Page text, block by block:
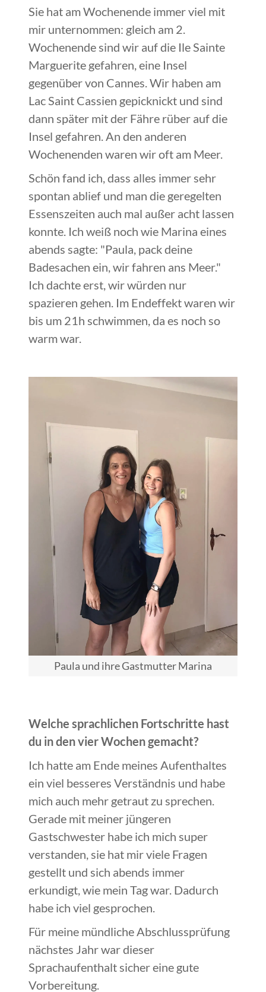
Sie hat am Wochenende immer viel mit
mir unternommen: gleich am 2.
Wochenende sind wir auf die Ile Sainte
Marguerite gefahren, eine Insel
gegenüber von Cannes. Wir haben am
Lac Saint Cassien gepicknickt und sind
dann später mit der Fähre rüber auf die
Insel gefahren. An den anderen
Wochenenden waren wir oft am Meer.
Schön fand ich, dass alles immer sehr
spontan ablief und man die geregelten
Essenszeiten auch mal außer acht lassen
konnte. Ich weiß noch wie Marina eines
abends sagte: "Paula, pack deine
Badesachen ein, wir fahren ans Meer."
Ich dachte erst, wir würden nur
spazieren gehen. Im Endeffekt waren wir
bis um 21h schwimmen, da es noch so
warm war.
Paula und ihre Gastmutter Marina
Welche sprachlichen Fortschritte hast
du in den vier Wochen gemacht?
Ich hatte am Ende meines Aufenthaltes
ein viel besseres Verständnis und habe
mich auch mehr getraut zu sprechen.
Gerade mit meiner jüngeren
Gastschwester habe ich mich super
verstanden, sie hat mir viele Fragen
gestellt und sich abends immer
erkundigt, wie mein Tag war. Dadurch
habe ich viel gesprochen.
Für meine mündliche Abschlussprüfung
nächstes Jahr war dieser
Sprachaufenthalt sicher eine gute
Vorbereitung.